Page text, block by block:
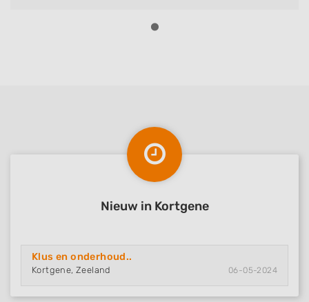
Nieuw in Kortgene
Klus en onderhoud..
Kortgene, Zeeland 06-05-2024